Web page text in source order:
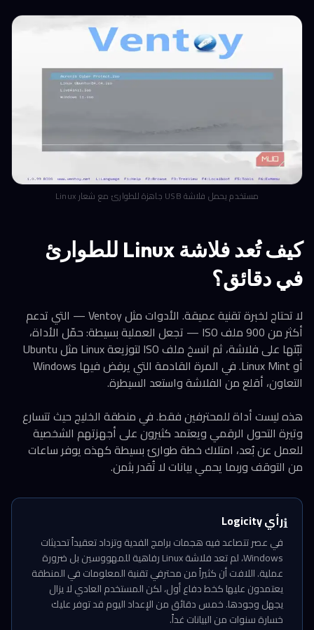
مستخدم يحمل فلاشة USB جاهزة للطوارئ مع شعار Linux
كيف تُعد فلاشة Linux للطوارئ
في دقائق؟
لا تحتاج لخبرة تقنية عميقة. الأدوات مثل Ventoy — التي تدعم
أكثر من 900 ملف ISO — تجعل العملية بسيطة: حمّل الأداة،
ثبّتها على فلاشة، ثم انسخ ملف ISO لتوزيعة Linux مثل Ubuntu
أو Linux Mint. في المرة القادمة التي يرفض فيها Windows
التعاون، أقلع من الفلاشة واستعد السيطرة.
هذه ليست أداة للمحترفين فقط. في منطقة الخليج حيث تتسارع
وتيرة التحول الرقمي ويعتمد كثيرون على أجهزتهم الشخصية
للعمل عن بُعد، امتلاك خطة طوارئ بسيطة كهذه يوفر ساعات
من التوقف وربما يحمي بيانات لا تُقدر بثمن.
ℹ️رأي Logicity
في عصر تتصاعد فيه هجمات برامج الفدية وتزداد تعقيداً تحديثات
Windows، لم تعد فلاشة Linux رفاهية للمهووسين بل ضرورة
عملية. اللافت أن كثيراً من محترفي تقنية المعلومات في المنطقة
يعتمدون عليها كخط دفاع أول، لكن المستخدم العادي لا يزال
يجهل وجودها. خمس دقائق من الإعداد اليوم قد توفر عليك
خسارة سنوات من البيانات غداً.